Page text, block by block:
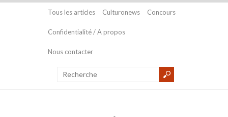
Tous les articles Culturonews Concours
Confidentialité / A propos
Nous contacter